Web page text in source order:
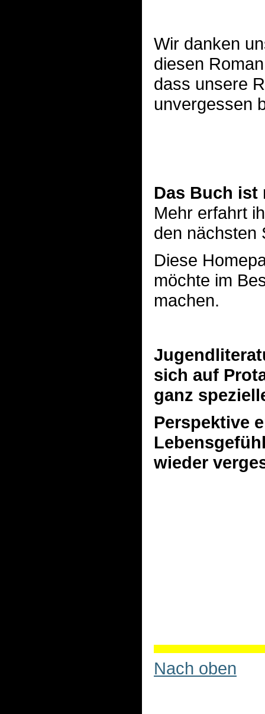
Wir danken
diesen
dass unsere
unvergessen
Das Buch
Mehr erfahrt
den nächsten
Diese
möchte im
machen.
sich auf
ganz
Perspektive
wieder
Nach oben